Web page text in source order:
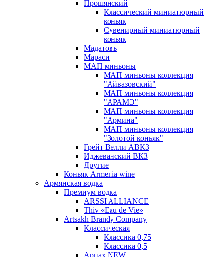
Прошянский
Классический миниатюрный
коньяк
Сувенирный миниатюрный
коньяк
Мадатовъ
Мараси
МАП миньоны
МАП миньоны коллекция
"Айвазовский"
МАП миньоны коллекция
"АРАМЭ"
МАП миньоны коллекция
"Армина"
МАП миньоны коллекция
"Золотой коньяк"
Грейт Велли АВКЗ
Иджеванский ВКЗ
Другие
Коньяк Armenia wine
Армянская водка
Премиум водка
ARSSI ALLIANCE
Thiv «Eau de Vie»
Artsakh Brandy Company
Классическая
Классика 0,75
Классика 0,5
Арцах NEW